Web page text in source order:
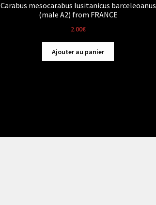
Carabus mesocarabus lusitanicus barceleoanus
(male A2) from FRANCE
2.00€
Ajouter au panier